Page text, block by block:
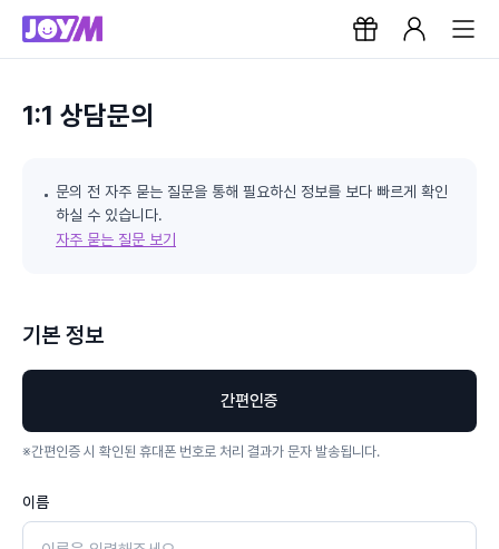
1:1 상담문의
문의 전 자주 묻는 질문을 통해 필요하신 정보를 보다 빠르게 확인
하실 수 있습니다.
자주 묻는 질문 보기
기본 정보
간편인증
※간편인증 시 확인된 휴대폰 번호로 처리 결과가 문자 발송됩니다.
이름